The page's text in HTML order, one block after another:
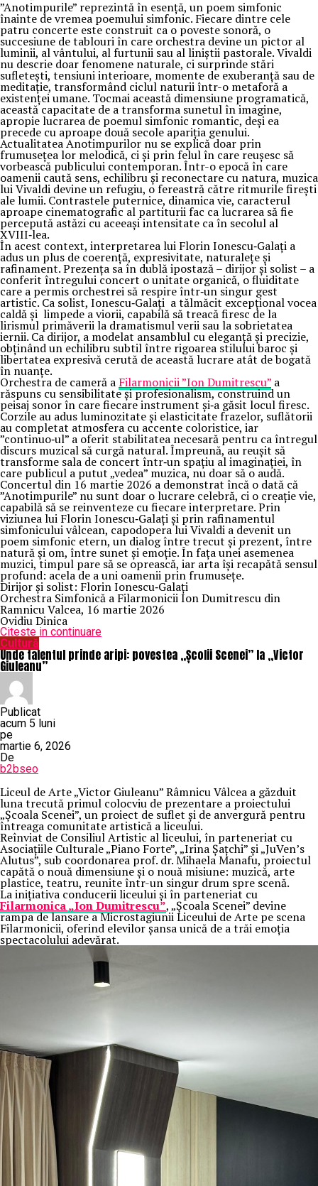
”Anotimpurile” reprezintă în esență, un poem simfonic
înainte de vremea poemului simfonic. Fiecare dintre cele
patru concerte este construit ca o poveste sonoră, o
succesiune de tablouri în care orchestra devine un pictor al
luminii, al vântului, al furtunii sau al liniștii pastorale. Vivaldi
nu descrie doar fenomene naturale, ci surprinde stări
sufletești, tensiuni interioare, momente de exuberanță sau de
meditație, transformând ciclul naturii într-o metaforă a
existenței umane. Tocmai această dimensiune programatică,
această capacitate de a transforma sunetul în imagine,
apropie lucrarea de poemul simfonic romantic, deși ea
precede cu aproape două secole apariția genului.
Actualitatea Anotimpurilor nu se explică doar prin
frumusețea lor melodică, ci și prin felul în care reușesc să
vorbească publicului contemporan. Într-o epocă în care
oamenii caută sens, echilibru și reconectare cu natura, muzica
lui Vivaldi devine un refugiu, o fereastră către ritmurile firești
ale lumii. Contrastele puternice, dinamica vie, caracterul
aproape cinematografic al partiturii fac ca lucrarea să fie
percepută astăzi cu aceeași intensitate ca în secolul al
XVIII‑lea.
În acest context, interpretarea lui Florin Ionescu‑Galați a
adus un plus de coerență, expresivitate, naturalețe și
rafinament. Prezența sa în dublă ipostază – dirijor și solist – a
conferit întregului concert o unitate organică, o fluiditate
care a permis orchestrei să respire într‑un singur gest
artistic. Ca solist, Ionescu‑Galați a tălmăcit excepțional vocea
caldă și limpede a viorii, capabilă să treacă firesc de la
lirismul primăverii la dramatismul verii sau la sobrietatea
iernii. Ca dirijor, a modelat ansamblul cu eleganță și precizie,
obținând un echilibru subtil între rigoarea stilului baroc și
libertatea expresivă cerută de această lucrare atât de bogată
în nuanțe.
Orchestra de cameră a Filarmonicii ”Ion Dumitrescu” a
răspuns cu sensibilitate și profesionalism, construind un
peisaj sonor în care fiecare instrument și‑a găsit locul firesc.
Corzile au adus luminozitate și elasticitate frazelor, suflătorii
au completat atmosfera cu accente coloristice, iar
”continuo‑ul” a oferit stabilitatea necesară pentru ca întregul
discurs muzical să curgă natural. Împreună, au reușit să
transforme sala de concert într‑un spațiu al imaginației, în
care publicul a putut „vedea” muzica, nu doar să o audă.
Concertul din 16 martie 2026 a demonstrat încă o dată că
”Anotimpurile” nu sunt doar o lucrare celebră, ci o creație vie,
capabilă să se reinventeze cu fiecare interpretare. Prin
viziunea lui Florin Ionescu‑Galați și prin rafinamentul
simfonicului vâlcean, capodopera lui Vivaldi a devenit un
poem simfonic etern, un dialog între trecut și prezent, între
natură și om, între sunet și emoție. În fața unei asemenea
muzici, timpul pare să se oprească, iar arta își recapătă sensul
profund: acela de a uni oamenii prin frumusețe.
Dirijor și solist: Florin Ionescu‑Galați
Orchestra Simfonică a Filarmonicii Ion Dumitrescu din
Ramnicu Valcea, 16 martie 2026
Ovidiu Dinica
Citeste in continuare
Cultură
Unde talentul prinde aripi: povestea „Școlii Scenei” la „Victor
Giuleanu”
Publicat
acum 5 luni
pe
martie 6, 2026
De
b2bseo
Liceul de Arte „Victor Giuleanu” Râmnicu Vâlcea a găzduit
luna trecută primul colocviu de prezentare a proiectului
„Școala Scenei”, un proiect de suflet și de anvergură pentru
întreaga comunitate artistică a liceului.
Reînviat de Consiliul Artistic al liceului, în parteneriat cu
Asociațiile Culturale „Piano Forte”, „Irina Șațchi” și „JuVen’s
Alutus”, sub coordonarea prof. dr. Mihaela Manafu, proiectul
capătă o nouă dimensiune și o nouă misiune: muzică, arte
plastice, teatru, reunite într-un singur drum spre scenă.
La inițiativa conducerii liceului și în parteneriat cu
Filarmonica „Ion Dumitrescu”, „Școala Scenei” devine
rampa de lansare a Microstagiunii Liceului de Arte pe scena
Filarmonicii, oferind elevilor șansa unică de a trăi emoția
spectacolului adevărat.